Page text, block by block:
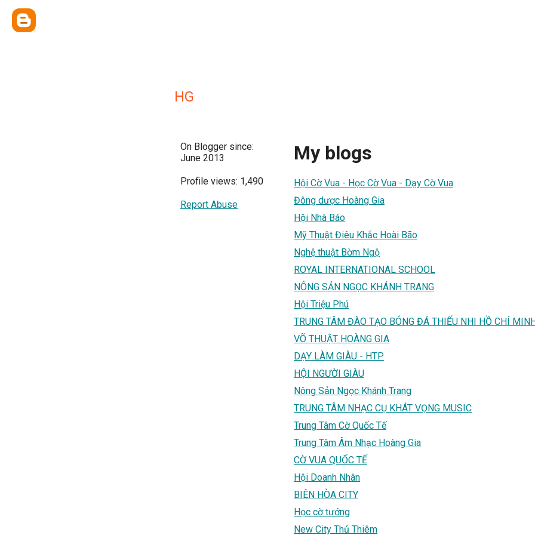
HG
On Blogger since:
June 2013
Profile views: 1,490
Report Abuse
My blogs
Hội Cờ Vua - Học Cờ Vua - Dạy Cờ Vua
Đông dược Hoàng Gia
Hội Nhà Báo
Mỹ Thuật Điêu Khắc Hoài Bão
Nghệ thuật Bờm Ngộ
ROYAL INTERNATIONAL SCHOOL
NÔNG SẢN NGỌC KHÁNH TRANG
Hội Triệu Phú
TRUNG TÂM ĐÀO TẠO BÓNG ĐÁ THIẾU NHI HỒ CHÍ
VÕ THUẬT HOÀNG GIA
DẠY LÀM GIÀU - HTP
HỘI NGƯỜI GIÀU
Nông Sản Ngọc Khánh Trang
TRUNG TÂM NHẠC CỤ KHÁT VỌNG MUSIC
Trung Tâm Cờ Quốc Tế
Trung Tâm Âm Nhạc Hoàng Gia
CỜ VUA QUỐC TẾ
Hội Doanh Nhân
BIÊN HÒA CITY
Học cờ tướng
New City Thủ Thiêm